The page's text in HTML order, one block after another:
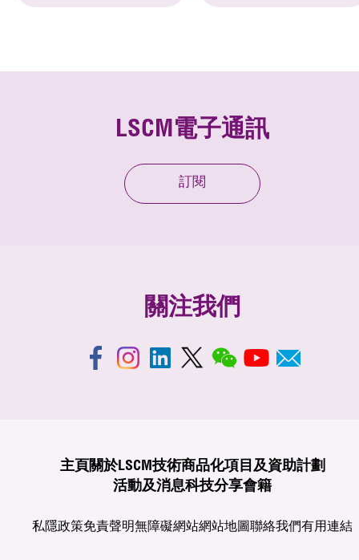
LSCM電子通訊
訂閱
關注我們
主頁 關於LSCM技術商品化項目及資助計劃
活動及消息科技分享會籍
私隱政策免責聲明無障礙網站網站地圖聯絡我們有用連結